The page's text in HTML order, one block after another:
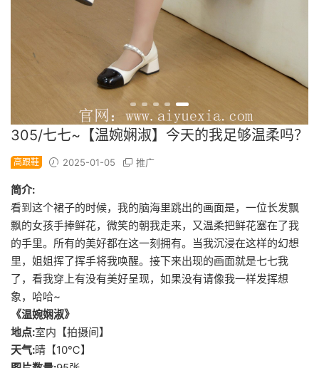
305/七七~【温婉娴淑】今天的我足够温柔吗？
高跟鞋 2025-01-05 推广
简介:
看到这个裙子的时候，我的脑海里跳出的画面是，一位长发飘
飘的女孩手捧鲜花，微笑的朝我走来，又温柔把鲜花塞在了我
的手里。所有的美好都在这一刻拥有。当我沉浸在这样的幻想
里，姐姐挥了挥手将我唤醒。接下来出现的画面就是七七我
了，看我穿上有没有美好呈现，如果没有请像我一样发挥想
象，哈哈~
《温婉娴淑》
地点:室内【拍摄间】
天气:晴【10℃】